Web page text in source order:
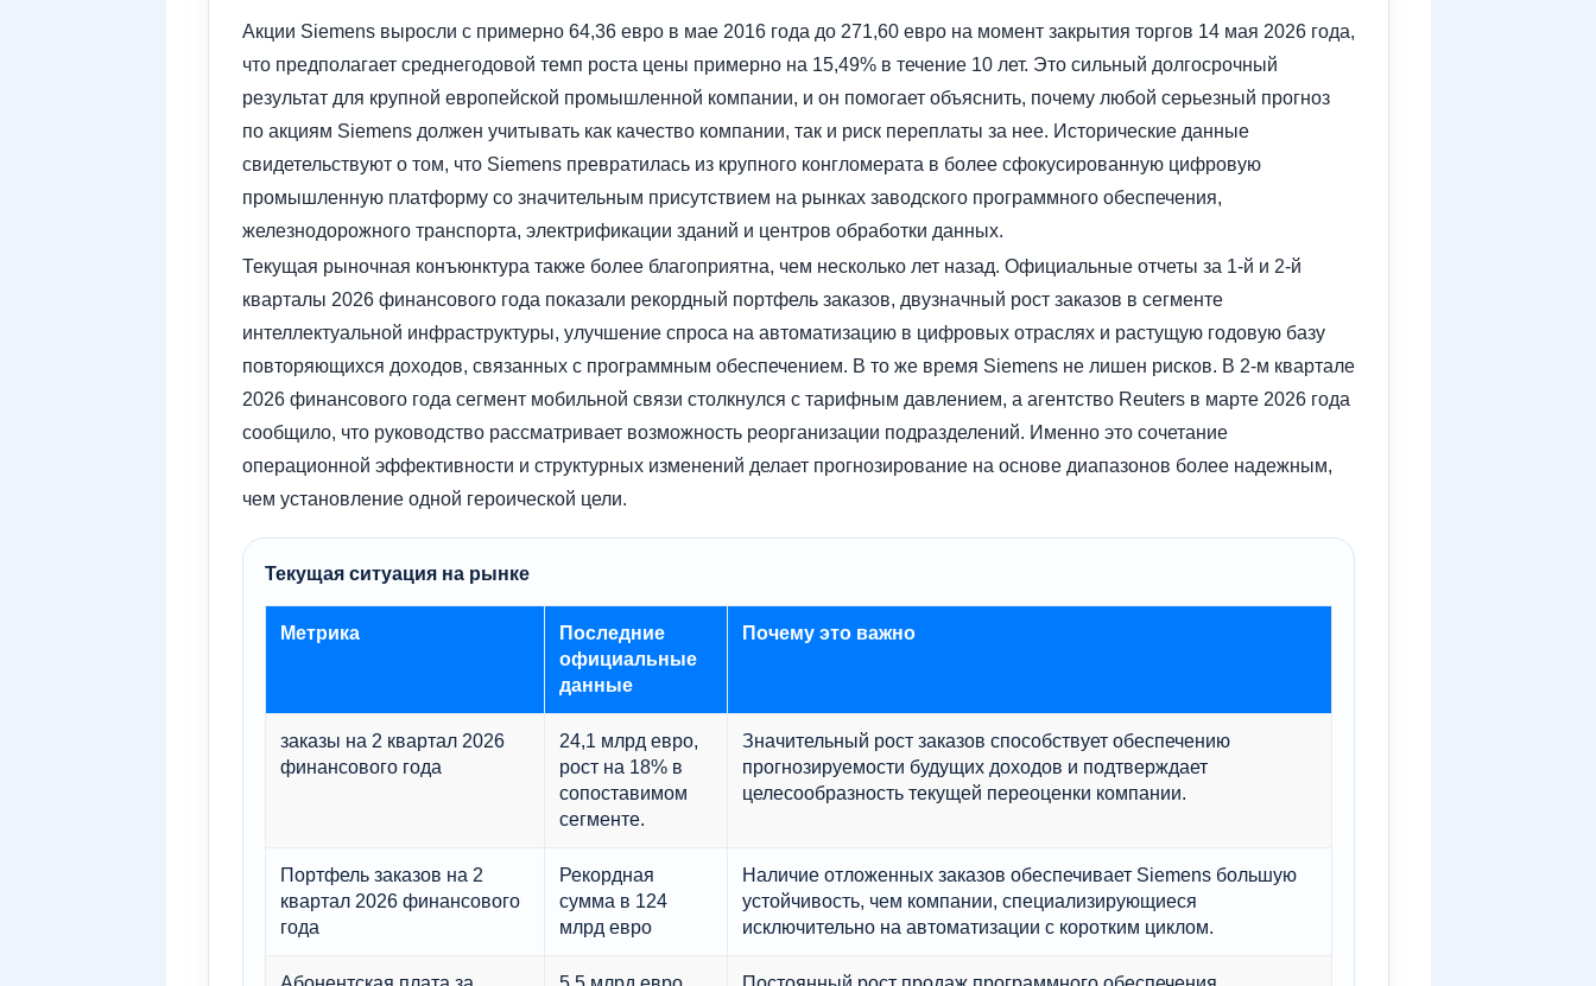
Акции Siemens выросли с примерно 64,36 евро в мае 2016 года до 271,60 евро на момент закрытия торгов 14 мая 2026 года,
что предполагает среднегодовой темп роста цены примерно на 15,49% в течение 10 лет. Это сильный долгосрочный
результат для крупной европейской промышленной компании, и он помогает объяснить, почему любой серьезный прогноз
по акциям Siemens должен учитывать как качество компании, так и риск переплаты за нее. Исторические данные
свидетельствуют о том, что Siemens превратилась из крупного конгломерата в более сфокусированную цифровую
промышленную платформу со значительным присутствием на рынках заводского программного обеспечения,
железнодорожного транспорта, электрификации зданий и центров обработки данных.
Текущая рыночная конъюнктура также более благоприятна, чем несколько лет назад. Официальные отчеты за 1-й и 2-й
кварталы 2026 финансового года показали рекордный портфель заказов, двузначный рост заказов в сегменте
интеллектуальной инфраструктуры, улучшение спроса на автоматизацию в цифровых отраслях и растущую годовую базу
повторяющихся доходов, связанных с программным обеспечением. В то же время Siemens не лишен рисков. В 2-м квартале
2026 финансового года сегмент мобильной связи столкнулся с тарифным давлением, а агентство Reuters в марте 2026 года
сообщило, что руководство рассматривает возможность реорганизации подразделений. Именно это сочетание
операционной эффективности и структурных изменений делает прогнозирование на основе диапазонов более надежным,
чем установление одной героической цели.
Текущая ситуация на рынке
Метрика
Последние
официальные
данные
Почему это важно
заказы на 2 квартал 2026
финансового года
24,1 млрд евро,
рост на 18% в
сопоставимом
сегменте.
Значительный рост заказов способствует обеспечению
прогнозируемости будущих доходов и подтверждает
целесообразность текущей переоценки компании.
Портфель заказов на 2
квартал 2026 финансового
года
Рекордная
сумма в 124
млрд евро
Наличие отложенных заказов обеспечивает Siemens большую
устойчивость, чем компании, специализирующиеся
исключительно на автоматизации с коротким циклом.